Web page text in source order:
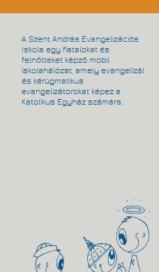
A Szent András Evangelizációs
Iskola egy fiatalokat és
felnőtteket képző mobil
iskolahálózat, amely evangelizál
és kérügmatikus
evangelizátorokat képez a
Katolikus Egyház számára.